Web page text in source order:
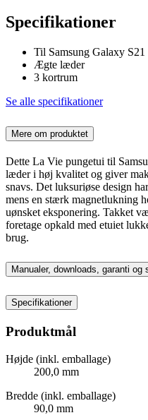
Specifikationer
Til Samsung Galaxy S21
Ægte læder
3 kortrum
Se alle specifikationer
Mere om produktet
Dette La Vie pungetui til
læder i høj kvalitet og giver
snavs. Det luksuriøse design
mens en stærk magnetlukning
uønsket eksponering. Takket
foretage opkald med etuiet
brug.
Manualer, downloads, garanti og
Specifikationer
Produktmål
Højde (inkl. emballage)
200,0 mm
Bredde (inkl. emballage)
90,0 mm